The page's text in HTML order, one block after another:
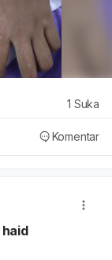
Komentar
1 Suka